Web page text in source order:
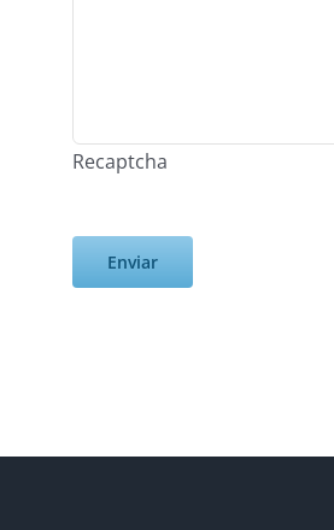
Recaptcha